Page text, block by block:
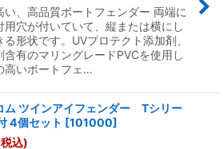
い、高品質ボートフェンダー 両端に
用穴が付いていて、縦または横にし
る形状です。UVプロテクト添加剤、
含有のマリングレードPVCを使用し
高いボートフェ…
ム ツインアイフェンダー Tシリー
4個セット [101000]
込)